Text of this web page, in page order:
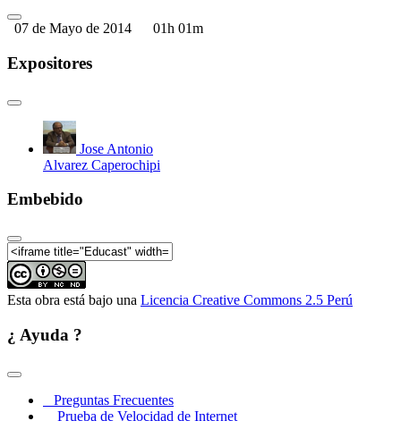
07 de Mayo de 2014 01h 01m
Expositores
Jose Antonio
Alvarez Caperochipi
Embebido
Esta obra está bajo una Licencia Creative Commons 2.5 Perú
¿ Ayuda ?
Preguntas Frecuentes
Prueba de Velocidad de Internet